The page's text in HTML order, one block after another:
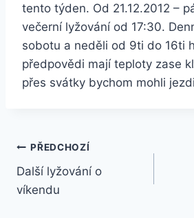
tento týden. Od 21.12.2012 –
večerní lyžování od 17:30.
sobotu a neděli od 9ti do 16ti
předpovědi mají teploty zase
přes svátky bychom mohli
Navigace
pro
PŘEDCHOZÍ
Další lyžování o
víkendu